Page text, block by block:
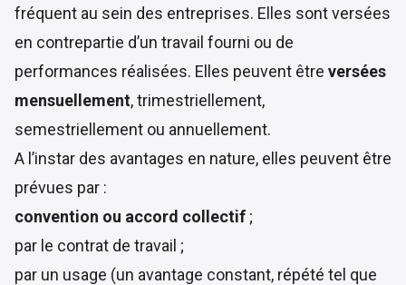
fréquent au sein des entreprises. Elles sont versées
en contrepartie d’un travail fourni ou de
performances réalisées. Elles peuvent être versées
mensuellement, trimestriellement,
semestriellement ou annuellement.
A l’instar des avantages en nature, elles peuvent être
prévues par :
convention ou accord collectif ;
par le contrat de travail ;
par un usage (un avantage constant, répété tel que